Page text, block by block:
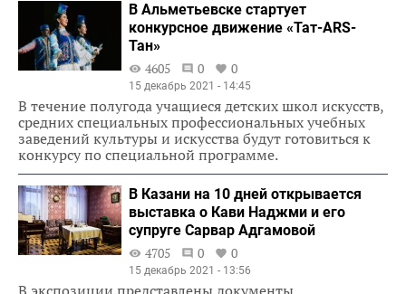
В Альметьевске стартует
конкурсное движение «Тат-АRS-
Тан»
4605
0 0
15 декабрь 2021 - 14:45
В течение полугода учащиеся детских школ искусств,
средних специальных профессиональных учебных
заведений культуры и искусства будут готовиться к
конкурсу по специальной программе.
В Казани на 10 дней открывается
выставка о Кави Наджми и его
супруге Сарвар Адгамовой
4705
0 0
15 декабрь 2021 - 13:56